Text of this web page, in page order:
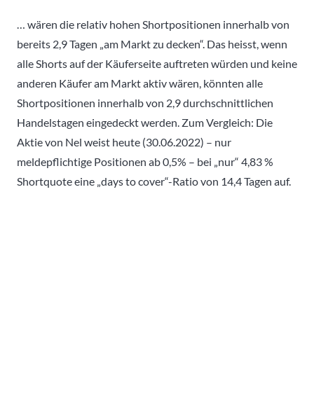
… wären die relativ hohen Shortpositionen innerhalb von
bereits 2,9 Tagen „am Markt zu decken“. Das heisst, wenn
alle Shorts auf der Käuferseite auftreten würden und keine
anderen Käufer am Markt aktiv wären, könnten alle
Shortpositionen innerhalb von 2,9 durchschnittlichen
Handelstagen eingedeckt werden. Zum Vergleich: Die
Aktie von Nel weist heute (30.06.2022) – nur
meldepflichtige Positionen ab 0,5% – bei „nur“ 4,83 %
Shortquote eine „days to cover“-Ratio von 14,4 Tagen auf.